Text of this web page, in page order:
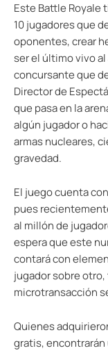
Este Battle Royale
10 jugadores que
oponentes, crear
ser el último vivo
concursante que
Director de
que pasa en la
algún jugador o
armas nucleares,
gravedad.
El juego cuenta
pues
al millón de
espera que este
contará con
jugador sobre
microtransacción
Quienes
gratis, encontrarán